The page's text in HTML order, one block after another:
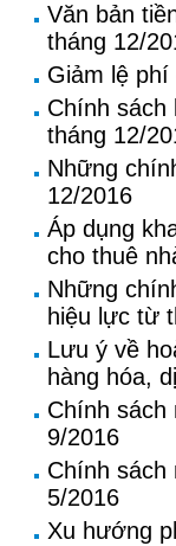
Văn bản
tháng 12/
Giảm lệ
Chính sách
tháng 12/
Những
12/2016
Áp dụng
cho thuê
Những
hiệu lực từ
Lưu ý về
hàng hóa,
Chính sách
9/2016
Chính sách
5/2016
Xu hướng